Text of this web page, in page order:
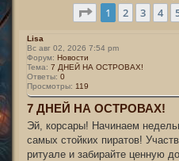
Страница из
1 2 3 4
Lisa
Вс авг 02, 2026 7:54 pm
Форум: Новости
Тема: 7 ДНЕЙ НА ОСТРОВАХ!
Ответы: 0
Просмотры: 119
7 ДНЕЙ НА ОСТРОВАХ!
Эй, корсары! Начинаем
самых стойких пиратов!
ритуале и забирайте ценную